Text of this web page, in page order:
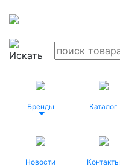
Бренды Каталог
Новости Контакты